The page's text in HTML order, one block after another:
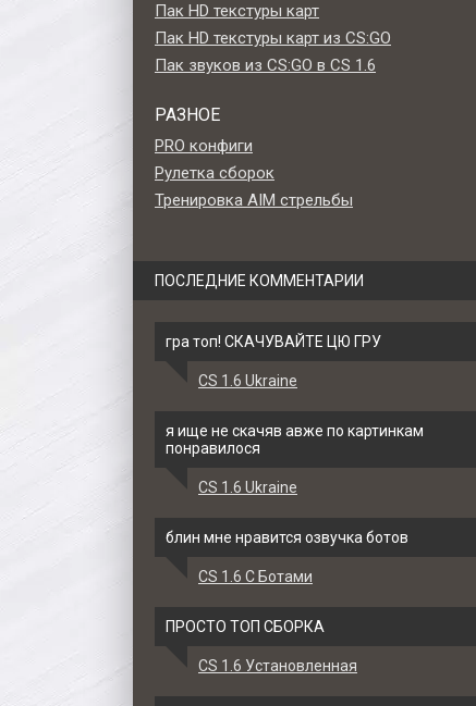
Пак HD текстуры карт
Пак HD текстуры карт из CS:GO
Пак звуков из CS:GO в CS 1.6
РАЗНОЕ
PRO конфиги
Рулетка сборок
Тренировка AIM стрельбы
ПОСЛЕДНИЕ КОММЕНТАРИИ
гра топ! СКАЧУВАЙТЕ ЦЮ ГРУ
CS 1.6 Ukraine
я ище не скачяв авже по картинкам
понравилося
CS 1.6 Ukraine
блин мне нравится озвучка ботов
CS 1.6 С Ботами
ПРОСТО ТОП СБОРКА
CS 1.6 Установленная